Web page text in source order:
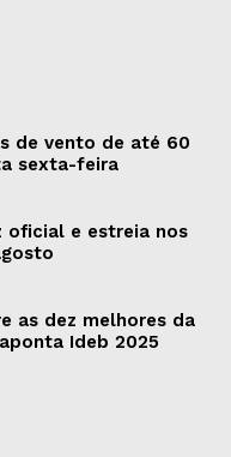
de vento de até 60
sexta-feira
oficial e estreia nos
as dez melhores da
Ideb 2025